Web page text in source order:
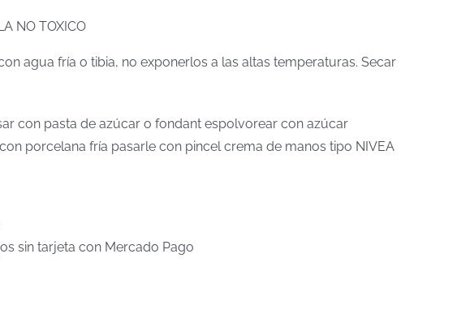
NO TOXICO
agua fría o tibia, no exponerlos a las altas temperaturas. Secar
con pasta de azúcar o fondant espolvorear con azúcar
porcelana fría pasarle con pincel crema de manos tipo NIVEA
sin tarjeta con Mercado Pago